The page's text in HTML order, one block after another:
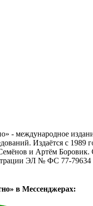
- международное
Издаётся с 1989
и Артём
ЭЛ № ФС 77-79634
в Мессенджерах: